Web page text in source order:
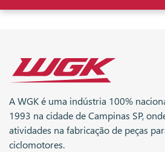
A WGK é uma indústria 100%
1993 na cidade de Campinas SP,
atividades na fabricação de peças
ciclomotores.